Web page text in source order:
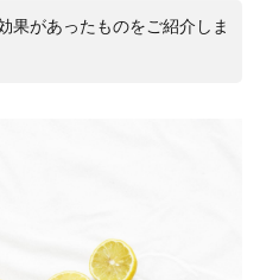
果があったものをご紹介しま